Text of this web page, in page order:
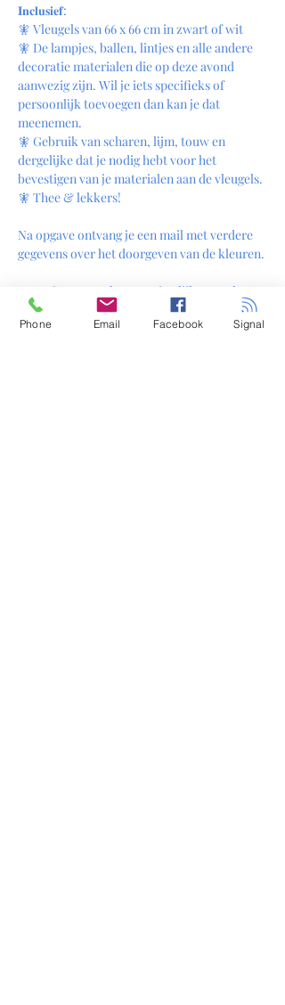
𝐈𝐧𝐜𝐥𝐮𝐬𝐢𝐞𝐟:
🧚 Vleugels van 66 x 66 cm in zwart of wit
🧚 De lampjes, ballen, lintjes en alle andere
decoratie materialen die op deze avond
aanwezig zijn. Wil je iets specifieks of
persoonlijk toevoegen dan kan je dat
meenemen.
🧚 Gebruik van scharen, lijm, touw en
dergelijke dat je nodig hebt voor het
bevestigen van je materialen aan de vleugels.
🧚 Thee & lekkers!
Na opgave ontvang je een mail met verdere
gegevens over het doorgeven van de kleuren.
Let op! Opgeven kan tot uiterlijk maandag 8
december ivm de inkoop van materialen!!!!
Phone Email Facebook Signal